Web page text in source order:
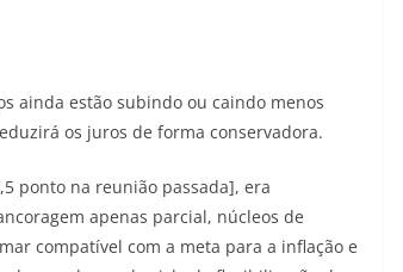
ainda estão subindo ou caindo menos
os juros de forma conservadora.
ponto na reunião passada], era
apenas parcial, núcleos de
compatível com a meta para a inflação e